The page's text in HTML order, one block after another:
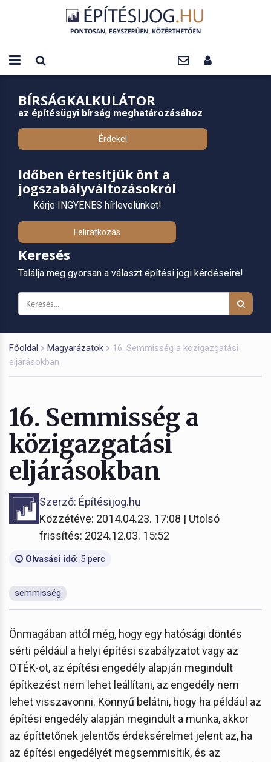
BÍRSÁGKALKULÁTOR
az építésügyi bírság meghatározásához
Érdekel
Időben értesítjük önt a
jogszabályváltozásokról
Kérje INGYENES hírlevelünket!
Feliratkozás
Keresés
Találja meg gyorsan a választ építési jogi kérdéseire!
Főoldal Magyarázatok
16. Semmisség a közigazgatási
eljárásokban
16. Semmisség a
közigazgatási
eljárásokban
Szerző: Építésijog.hu
Közzétéve: 2014.04.23. 17:08 | Utolsó
frissítés: 2024.12.03. 15:52
Olvasási idő: 5 perc
semmisség
Önmagában attól még, hogy egy hatósági döntés
sérti például a helyi építési szabályzatot vagy az
OTÉK-ot, az építési engedély alapján megindult
építkezést nem lehet leállítani, az engedély nem
lehet visszavonni. Könnyű belátni, hogy ha például az
építési engedély alapján megindult a munka, akkor
az építtetőnek jelentős érdeksérelmet jelent az, ha
az építési engedélyét megsemmisítik, és az